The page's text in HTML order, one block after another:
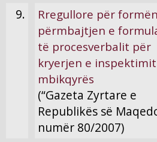
9.
Rregullore për
përmbajtjen e
të procesverbalit për
kryerjen e inspektimit
mbikqyrës
(“Gazeta Zyrtare e
Republikës së
numër 80/2007)